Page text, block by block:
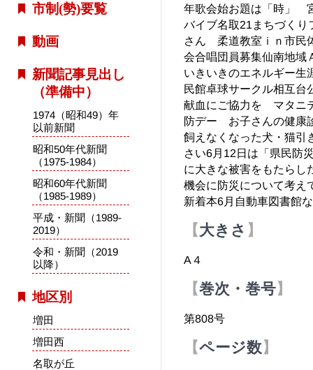
市制(勢)要覧
動画
新聞記事見出し
（準備中）
1974（昭和49）年
以前新聞
昭和50年代新聞
（1975-1984）
昭和60年代新聞
（1985-1989）
平成・新聞（1989-
2019）
令和・新聞（2019
以降）
地区別
増田
増田西
名取が丘
年歌会始お題は「時」
バイブ名取21まちづく
さん 柔道教室ｉｎ市民
会合唱団員募集仙南地
いきいきのエネルギー生
民館卓球サークル相互
献血にご協力を マタニ
防デー お子さんの健
飼えなくなった犬・猫
さい6月12日は「県民防
に大きな被害をもたらし
機会に防災について考
新着本6月自動車図書館
大きさ
A４
巻次・巻号
第808号
ページ数